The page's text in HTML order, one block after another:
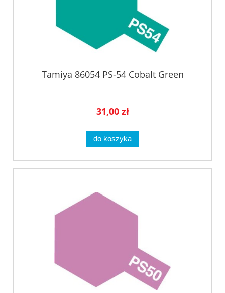
Tamiya 86054 PS-54 Cobalt Green
31,00 zł
do koszyka